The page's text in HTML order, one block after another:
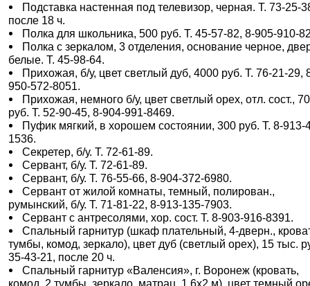
Подставка настенная под телевизор, черная. Т. 73-25-
после 18 ч.
Полка для школьника, 500 руб. Т. 45-57-82, 8-905-910-
Полка с зеркалом, 3 отделения, основание черное,
белые. Т. 45-98-64.
Прихожая, б/у, цвет светлый дуб, 4000 руб. Т. 76-21-29,
950-572-8051.
Прихожая, немного б/у, цвет светлый орех, отл. сост.,
руб. Т. 52-90-45, 8-904-991-8469.
Пуфик мягкий, в хорошем состоянии, 300 руб. Т. 8-913-
1536.
Секретер, б/у. Т. 72-61-89.
Сервант, б/у. Т. 72-61-89.
Сервант, б/у. Т. 76-55-66, 8-904-372-6980.
Сервант от жилой комнаты, темный, полирован.,
румынский, б/у. Т. 71-81-22, 8-913-135-7903.
Сервант с антресолями, хор. сост. Т. 8-903-916-8391.
Спальный гарнитур (шкаф плательный, 4-дверн.,
тумбы, комод, зеркало), цвет дуб (светлый орех), 15 тыс.
35-43-21, после 20 ч.
Спальный гарнитур «Валенсия», г. Воронеж (кровать,
комод, 2 тумбы, зеркало, матрац, 1,6х2 м), цвет темный